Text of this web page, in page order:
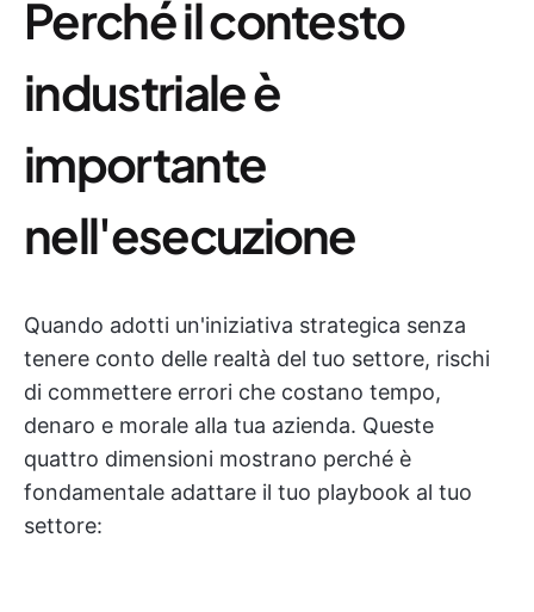
Perché il contesto
industriale è
importante
nell'esecuzione
Quando adotti un'iniziativa strategica senza
tenere conto delle realtà del tuo settore, rischi
di commettere errori che costano tempo,
denaro e morale alla tua azienda. Queste
quattro dimensioni mostrano perché è
fondamentale adattare il tuo playbook al tuo
settore: